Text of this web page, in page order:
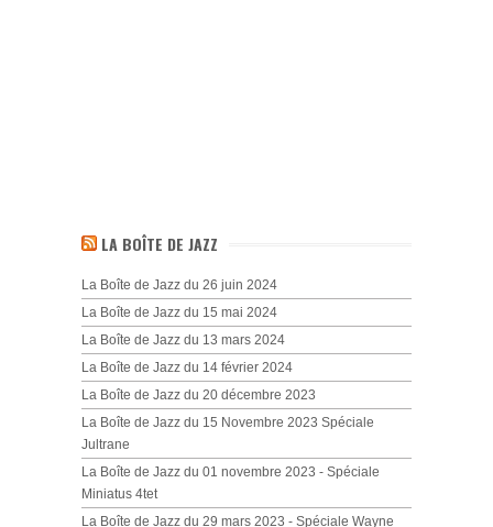
LA BOÎTE DE JAZZ
La Boîte de Jazz du 26 juin 2024
La Boîte de Jazz du 15 mai 2024
La Boîte de Jazz du 13 mars 2024
La Boîte de Jazz du 14 février 2024
La Boîte de Jazz du 20 décembre 2023
La Boîte de Jazz du 15 Novembre 2023 Spéciale
Jultrane
La Boîte de Jazz du 01 novembre 2023 - Spéciale
Miniatus 4tet
La Boîte de Jazz du 29 mars 2023 - Spéciale Wayne